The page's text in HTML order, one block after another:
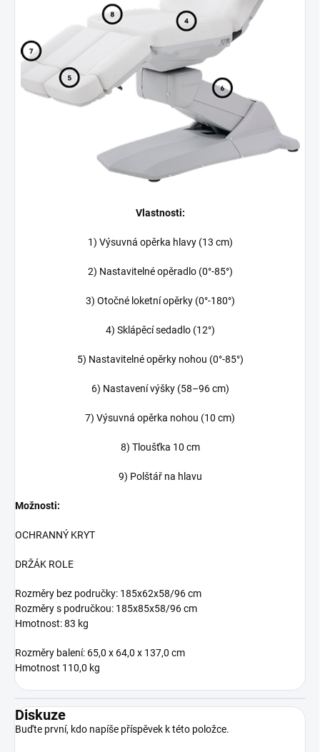
Vlastnosti:
1) Výsuvná opěrka hlavy (13 cm)
2) Nastavitelné opěradlo (0°-85°)
3) Otočné loketní opěrky (0°-180°)
4) Sklápěcí sedadlo (12°)
5) Nastavitelné opěrky nohou (0°-85°)
6) Nastavení výšky (58–96 cm)
7) Výsuvná opěrka nohou (10 cm)
8) Tloušťka 10 cm
9) Polštář na hlavu
Možnosti:
OCHRANNÝ KRYT
DRŽÁK ROLE
Rozměry bez područky: 185x62x58/96 cm
Rozměry s područkou: 185x85x58/96 cm
Hmotnost: 83 kg
Rozměry balení: 65,0 x 64,0 x 137,0 cm
Hmotnost 110,0 kg
Diskuze
Buďte první, kdo napíše příspěvek k této položce.